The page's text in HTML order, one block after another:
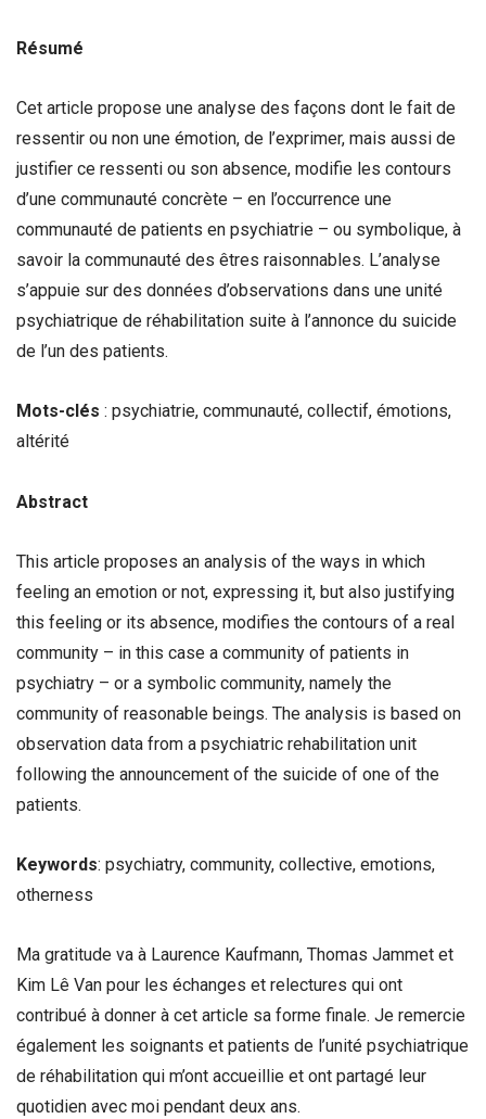
Résumé
Cet article propose une analyse des façons dont le fait de
ressentir ou non une émotion, de l’exprimer, mais aussi de
justifier ce ressenti ou son absence, modifie les contours
d’une communauté concrète – en l’occurrence une
communauté de patients en psychiatrie – ou symbolique, à
savoir la communauté des êtres raisonnables. L’analyse
s’appuie sur des données d’observations dans une unité
psychiatrique de réhabilitation suite à l’annonce du suicide
de l’un des patients.
Mots-clés : psychiatrie, communauté, collectif, émotions,
altérité
Abstract
This article proposes an analysis of the ways in which
feeling an emotion or not, expressing it, but also justifying
this feeling or its absence, modifies the contours of a real
community – in this case a community of patients in
psychiatry – or a symbolic community, namely the
community of reasonable beings. The analysis is based on
observation data from a psychiatric rehabilitation unit
following the announcement of the suicide of one of the
patients.
Keywords: psychiatry, community, collective, emotions,
otherness
Ma gratitude va à Laurence Kaufmann, Thomas Jammet et
Kim Lê Van pour les échanges et relectures qui ont
contribué à donner à cet article sa forme finale. Je remercie
également les soignants et patients de l’unité psychiatrique
de réhabilitation qui m’ont accueillie et ont partagé leur
quotidien avec moi pendant deux ans.